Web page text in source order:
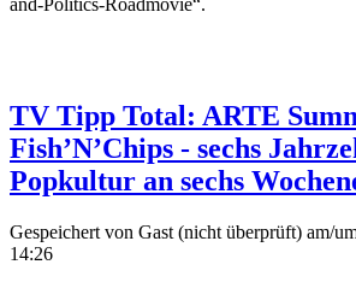
and-Politics-Roadmovie“.
TV Tipp Total: ARTE
Fish’N’Chips - sechs
Popkultur an sechs
Gespeichert von Gast (nicht überprüft) am/
14:26